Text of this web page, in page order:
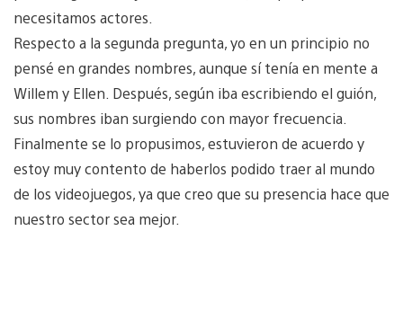
necesitamos actores.
Respecto a la segunda pregunta, yo en un principio no
pensé en grandes nombres, aunque sí tenía en mente a
Willem y Ellen. Después, según iba escribiendo el guión,
sus nombres iban surgiendo con mayor frecuencia.
Finalmente se lo propusimos, estuvieron de acuerdo y
estoy muy contento de haberlos podido traer al mundo
de los videojuegos, ya que creo que su presencia hace que
nuestro sector sea mejor.